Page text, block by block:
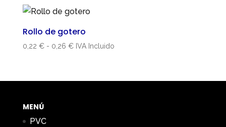
Rollo de gotero
0,22 € - 0,26 €Rango
desde
IVA Incluido
MENÚ
PVC